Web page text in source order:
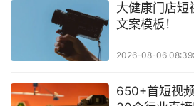
大健康门店短
文案模板！
2026-08-06
650+首短视